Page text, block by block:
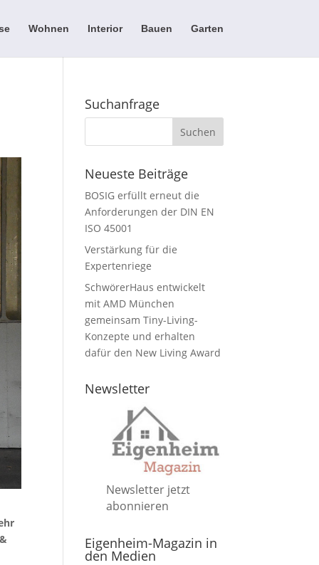
Wohnen Interior Bauen Garten
Suchanfrage
Neueste Beiträge
BOSIG erfüllt erneut die
Anforderungen der DIN EN
ISO 45001
Verstärkung für die
Expertenriege
SchwörerHaus entwickelt
mit AMD München
gemeinsam Tiny-Living-
Konzepte und erhalten
dafür den New Living Award
Newsletter
Newsletter jetzt
abonnieren
Eigenheim-Magazin in
den Medien